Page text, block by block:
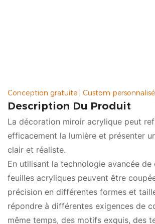
Conception gratuite | Custom
Description Du Produit
La décoration miroir acrylique peut
efficacement la lumière et présenter
clair et réaliste.
En utilisant la technologie avancée de
feuilles acryliques peuvent être
précision en différentes formes et
répondre à différentes exigences de
même temps, des motifs exquis, des